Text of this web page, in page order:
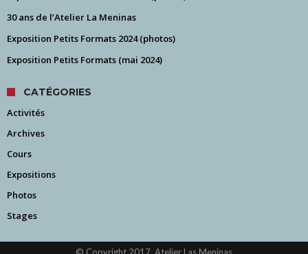
30 ans de l’Atelier La Meninas
Exposition Petits Formats 2024 (photos)
Exposition Petits Formats (mai 2024)
CATÉGORIES
Activités
Archives
Cours
Expositions
Photos
Stages